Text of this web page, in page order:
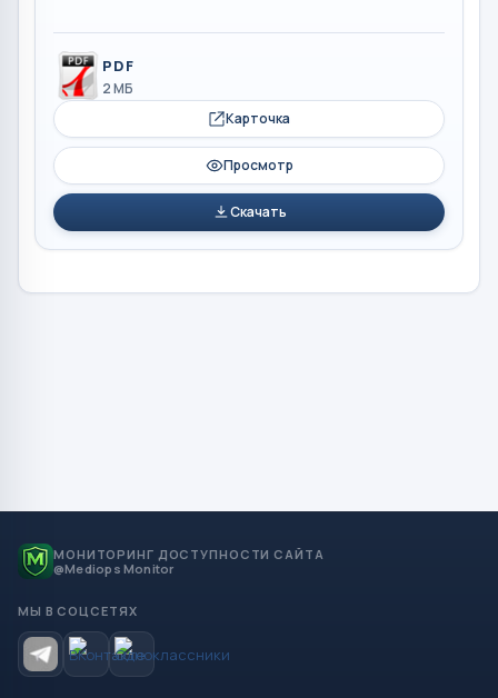
PDF
2 МБ
Карточка
Просмотр
Скачать
МОНИТОРИНГ ДОСТУПНОСТИ САЙТА
@Mediops Monitor
МЫ В СОЦСЕТЯХ